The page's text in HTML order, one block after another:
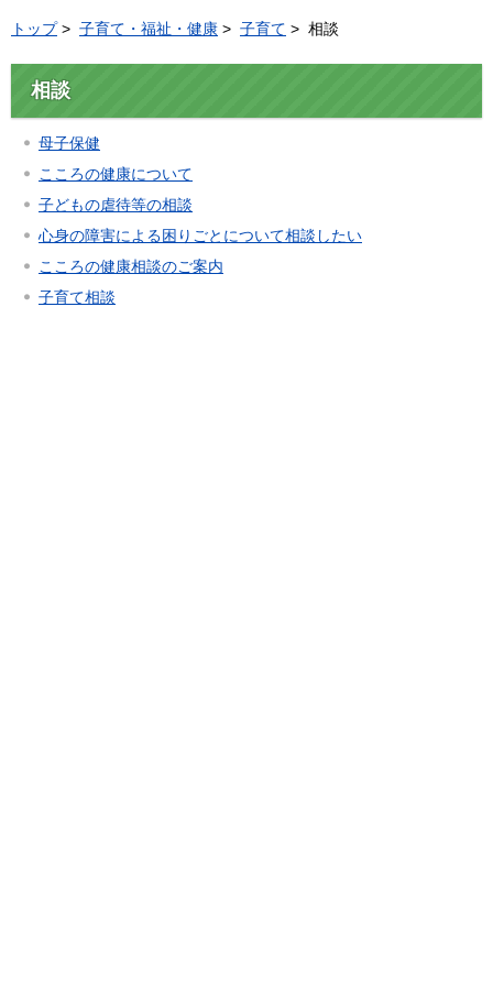
トップ> 子育て・福祉・健康 > 子育て > 相談
相談
母子保健
こころの健康について
子どもの虐待等の相談
心身の障害による困りごとについて相談したい
こころの健康相談のご案内
子育て相談